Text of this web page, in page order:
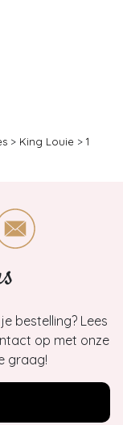
> King Louie > 1
bestelling? Lees
op met onze
graag!